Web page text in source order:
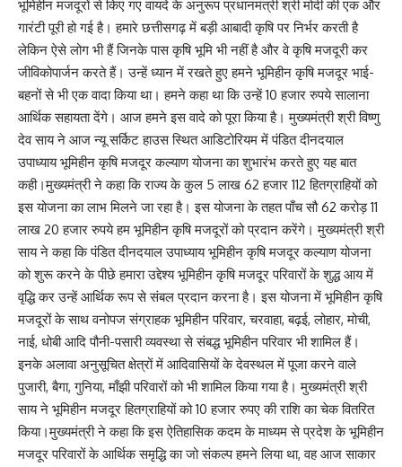
भूमिहीन मजदूरों से किए गए वायदे के अनुरूप प्रधानमंत्री श्री मोदी की एक और
गारंटी पूरी हो गई है। हमारे छत्तीसगढ़ में बड़ी आबादी कृषि पर निर्भर करती है
लेकिन ऐसे लोग भी हैं जिनके पास कृषि भूमि भी नहीं है और वे कृषि मजदूरी कर
जीविकोपार्जन करते हैं। उन्हें ध्यान में रखते हुए हमने भूमिहीन कृषि मजदूर भाई-
बहनों से भी एक वादा किया था। हमने कहा था कि उन्हें 10 हजार रुपये सालाना
आर्थिक सहायता देंगे। आज हमने इस वादे को पूरा किया है। मुख्यमंत्री श्री विष्णु
देव साय ने आज न्यू सर्किट हाउस स्थित आडिटोरियम में पंडित दीनदयाल
उपाध्याय भूमिहीन कृषि मजदूर कल्याण योजना का शुभारंभ करते हुए यह बात
कही।मुख्यमंत्री ने कहा कि राज्य के कुल 5 लाख 62 हजार 112 हितग्राहियों को
इस योजना का लाभ मिलने जा रहा है। इस योजना के तहत पाँच सौ 62 करोड़ 11
लाख 20 हजार रुपये हम भूमिहीन कृषि मजदूरों को प्रदान करेंगे। मुख्यमंत्री श्री
साय ने कहा कि पंडित दीनदयाल उपाध्याय भूमिहीन कृषि मजदूर कल्याण योजना
को शुरू करने के पीछे हमारा उद्देश्य भूमिहीन कृषि मजदूर परिवारों के शुद्ध आय में
वृद्धि कर उन्हें आर्थिक रूप से संबल प्रदान करना है। इस योजना में भूमिहीन कृषि
मजदूरों के साथ वनोपज संग्राहक भूमिहीन परिवार, चरवाहा, बढ़ई, लोहार, मोची,
नाई, धोबी आदि पौनी-पसारी व्यवस्था से संबद्ध भूमिहीन परिवार भी शामिल हैं।
इनके अलावा अनुसूचित क्षेत्रों में आदिवासियों के देवस्थल में पूजा करने वाले
पुजारी, बैगा, गुनिया, माँझी परिवारों को भी शामिल किया गया है। मुख्यमंत्री श्री
साय ने भूमिहीन मजदूर हितग्राहियों को 10 हजार रुपए की राशि का चेक वितरित
किया।मुख्यमंत्री ने कहा कि इस ऐतिहासिक कदम के माध्यम से प्रदेश के भूमिहीन
मजदूर परिवारों के आर्थिक समृद्धि का जो संकल्प हमने लिया था, वह आज साकार